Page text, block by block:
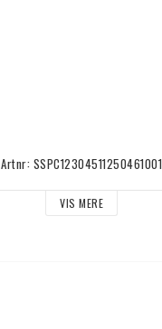
Artnr: SSPC12304511250461001
VIS MERE